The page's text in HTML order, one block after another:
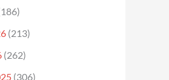
(213)
(262)
(306)